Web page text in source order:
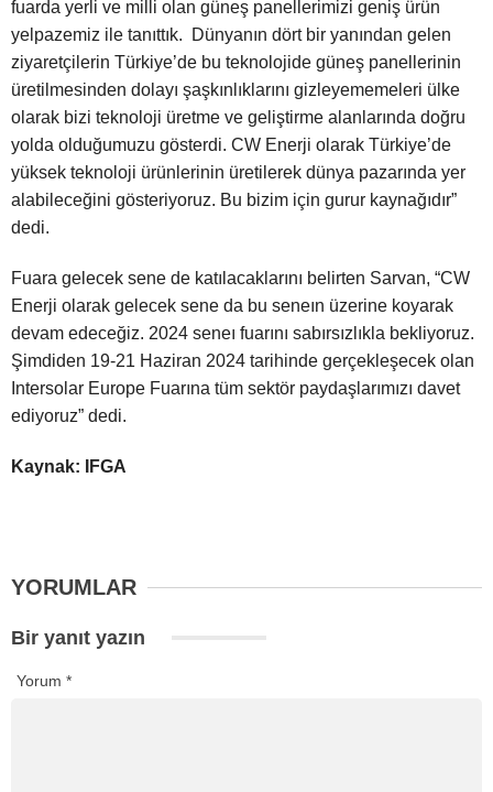
fuarda yerli ve milli olan güneş panellerimizi geniş ürün
yelpazemiz ile tanıttık. Dünyanın dört bir yanından gelen
ziyaretçilerin Türkiye’de bu teknolojide güneş panellerinin
üretilmesinden dolayı şaşkınlıklarını gizleyememeleri ülke
olarak bizi teknoloji üretme ve geliştirme alanlarında doğru
yolda olduğumuzu gösterdi. CW Enerji olarak Türkiye’de
yüksek teknoloji ürünlerinin üretilerek dünya pazarında yer
alabileceğini gösteriyoruz. Bu bizim için gurur kaynağıdır”
dedi.
Fuara gelecek sene de katılacaklarını belirten Sarvan, “CW
Enerji olarak gelecek sene da bu seneın üzerine koyarak
devam edeceğiz. 2024 seneı fuarını sabırsızlıkla bekliyoruz.
Şimdiden 19-21 Haziran 2024 tarihinde gerçekleşecek olan
Intersolar Europe Fuarına tüm sektör paydaşlarımızı davet
ediyoruz” dedi.
Kaynak: IFGA
YORUMLAR
Bir yanıt yazın
Yorum *